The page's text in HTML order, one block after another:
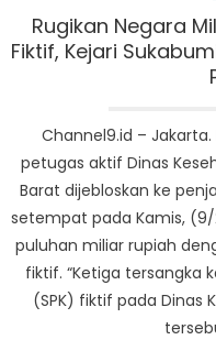
Rugikan Negara
Fiktif, Kejari
Channel9.id –
petugas aktif Dinas
Barat dijebloskan ke
setempat pada Kamis,
puluhan miliar rupiah
fiktif. “Ketiga tersangka
(SPK) fiktif pada Dinas